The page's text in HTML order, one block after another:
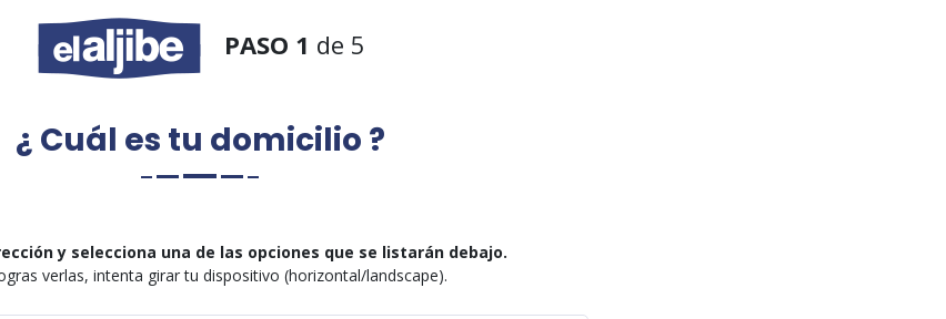
PASO 1 de 5
¿ Cuál es tu domicilio ?
y selecciona una de las opciones que se listarán debajo.
verlas, intenta girar tu dispositivo (horizontal/landscape).